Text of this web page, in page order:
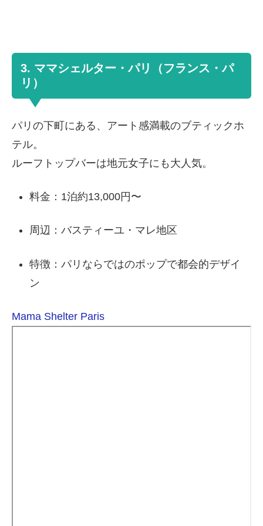
3. ママシェルター・パリ（フランス・パ
リ）
パリの下町にある、アート感満載のブティックホ
テル。
ルーフトップバーは地元女子にも大人気。
料金：1泊約13,000円〜
周辺：バスティーユ・マレ地区
特徴：パリならではのポップで都会的デザイ
ン
Mama Shelter Paris